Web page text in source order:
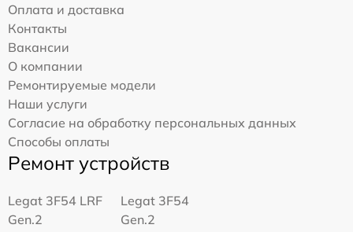
Оплата и доставка
Контакты
Вакансии
О компании
Ремонтируемые модели
Наши услуги
Согласие на обработку персональных данных
Способы оплаты
Ремонт устройств
Legat 3F54 LRF
Gen.2
Legat 3F54
Gen.2